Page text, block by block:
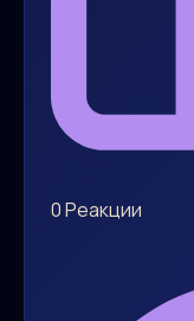
0Реакции